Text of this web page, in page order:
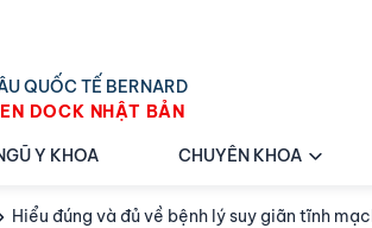
QUỐC TẾ BERNARD
DOCK NHẬT BẢN
Y KHOA CHUYÊN KHOA
Hiểu đúng và đủ về bệnh lý suy giãn tĩnh